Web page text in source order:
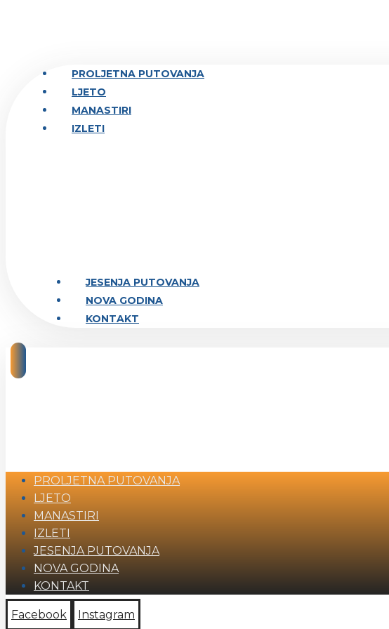
PROLJETNA PUTOVANJA
LJETO
MANASTIRI
IZLETI
JESENJA PUTOVANJA
NOVA GODINA
KONTAKT
PROLJETNA PUTOVANJA
LJETO
MANASTIRI
IZLETI
JESENJA PUTOVANJA
NOVA GODINA
KONTAKT
Facebook Instagram